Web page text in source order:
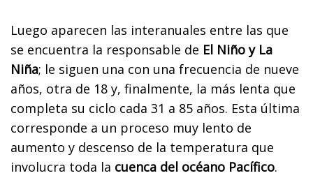
Luego aparecen las interanuales entre las que
se encuentra la responsable de El Niño y La
Niña; le siguen una con una frecuencia de nueve
años, otra de 18 y, finalmente, la más lenta que
completa su ciclo cada 31 a 85 años. Esta última
corresponde a un proceso muy lento de
aumento y descenso de la temperatura que
involucra toda la cuenca del océano Pacífico.